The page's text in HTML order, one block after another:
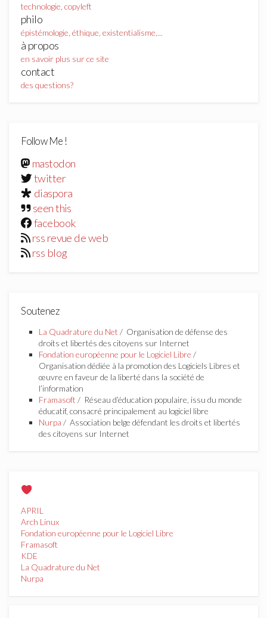
technologie, copyleft
philo
épistémologie, éthique, existentialisme,...
à propos
en savoir plus sur ce site
contact
des questions?
Follow Me !
mastodon
twitter
diaspora
seen this
facebook
rss revue de web
rss blog
Soutenez
La Quadrature du Net / Organisation de défense des
droits et libertés des citoyens sur Internet
Fondation européenne pour le Logiciel Libre /
Organisation dédiée à la promotion des Logiciels Libres et
œuvre en faveur de la liberté dans la société de
l’information
Framasoft / Réseau d’éducation populaire, issu du monde
éducatif, consacré principalement au logiciel libre
Nurpa / Association belge défendant les droits et libertés
des citoyens sur Internet
APRIL
Arch Linux
Fondation européenne pour le Logiciel Libre
Framasoft
KDE
La Quadrature du Net
Nurpa